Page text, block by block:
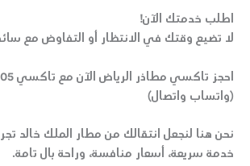
اطلب خدمتك الآن!
لا تضيع وقتك في الانتظار أو التفاوض مع
احجز تاكسي مطاذر الرياض الآن مع تاكسي VIP
(واتساب واتصال)
نحن هنا لنجعل انتقالك من مطار الملك خالد
خدمة سريعة، أسعار منافسة، وراحة بال تامة.